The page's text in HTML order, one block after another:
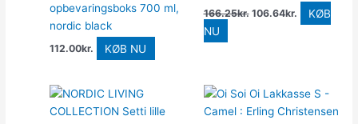
opbevaringsboks 700 ml,
nordic black
112.00kr. KØB NU
166.25kr. 106.64kr.
KØB
NU